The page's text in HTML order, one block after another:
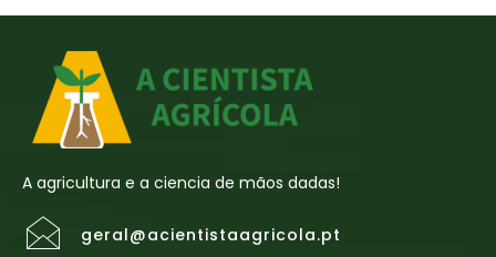
A agricultura e a ciencia de mãos dadas!
geral@acientistaagricola.pt